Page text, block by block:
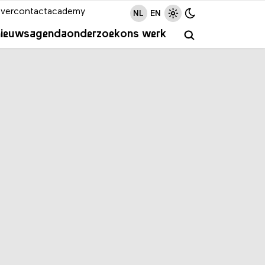
agendaonderzoekons werk
contactacademy NL EN